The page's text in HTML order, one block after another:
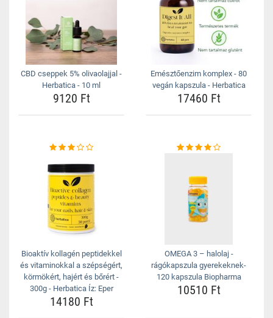
CBD cseppek 5% olivaolajjal -
Herbatica - 10 ml
9120 Ft
Emésztőenzim komplex - 80
vegán kapszula - Herbatica
17460 Ft
Bioaktív kollagén peptidekkel
és vitaminokkal a szépségért,
körmökért, hajért és bőrért -
300g - Herbatica Íz: Eper
14180 Ft
OMEGA 3 – halolaj -
rágókapszula gyerekeknek-
120 kapszula Biopharma
10510 Ft